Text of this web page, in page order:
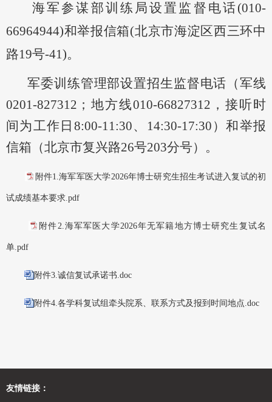
海军参谋部训练局设置监督电话(010-
66964944)和举报信箱(北京市海淀区西三环中
路19号-41)。
军委训练管理部设置招生监督电话（军线
0201-827312 ；地方线010-66827312 ，接听时
间为工作日 8:00-11:30、14:30-17:30 ）和举报
信箱（北京市复兴路26号203分号）。
附件1.海军军医大学2026年博士研究生招生考试进入复试的初
试成绩基本要求.pdf
附件2.海军军医大学2026年无军籍地方博士研究生复试名
单.pdf
附件3.诚信复试承诺书.doc
附件4.各学科复试组牵头院系、联系方式及报到时间地点.doc
友情链接：